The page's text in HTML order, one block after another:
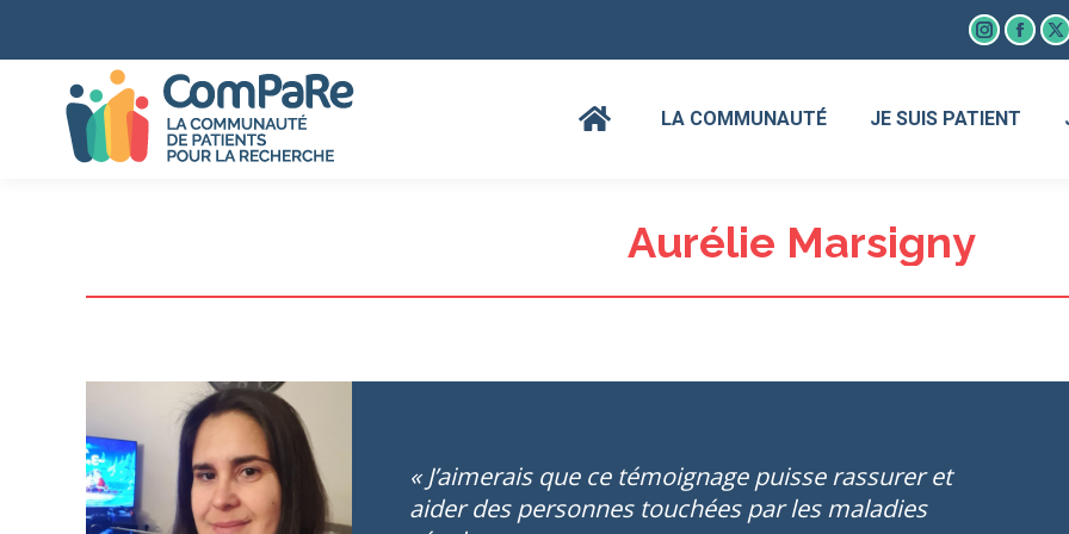
Instagram
opensopens
X
LA COMMUNAUTÉ JE SUIS PATIENT
Aurélie Marsigny
« J’aimerais que ce témoignage puisse rassurer et
aider des personnes touchées par les maladies